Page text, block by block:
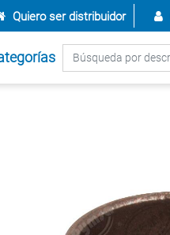
Quiero ser distribuidor